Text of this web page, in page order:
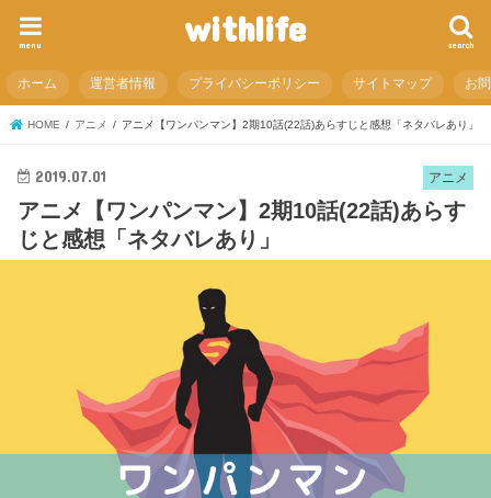
withlife search
menu
ホーム 運営者情報 プライバシーポリシー サイトマップ お
HOME アニメ アニメ【ワンパンマン】2期10話(22話)あらすじと感想「ネタバレあり」
アニメ
2019.07.01
アニメ【ワンパンマン】2期10話(22話)あらす
じと感想「ネタバレあり」